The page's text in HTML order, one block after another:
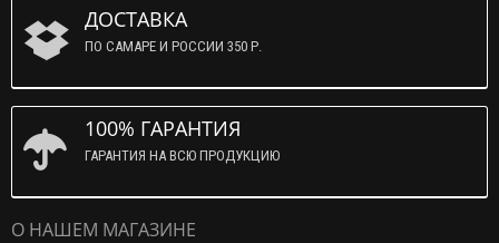
ДОСТАВКА
ПО САМАРЕ И РОССИИ 350 Р.
100% ГАРАНТИЯ
ГАРАНТИЯ НА ВСЮ ПРОДУКЦИЮ
О НАШЕМ МАГАЗИНЕ